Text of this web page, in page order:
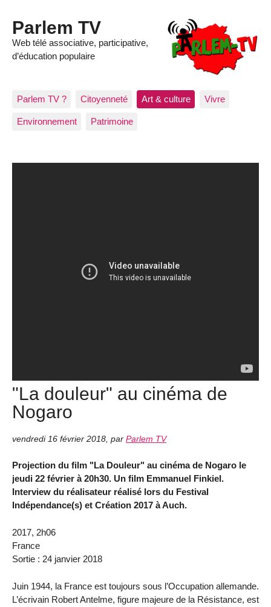
Parlem TV
Web télé associative, participative,
d’éducation populaire
Parlem TV ? Citoyenneté Art & culture Vivre
Environnement Patrimoine
"La douleur" au cinéma de
Nogaro
vendredi 16 février 2018 par Parlem TV
Projection du film "La Douleur" au cinéma de Nogaro le
jeudi 22 février à 20h30. Un film Emmanuel Finkiel.
Interview du réalisateur réalisé lors du Festival
Indépendance(s) et Création 2017 à Auch.
2017, 2h06
France
Sortie : 24 janvier 2018
Juin 1944, la France est toujours sous l’Occupation allemande.
L’écrivain Robert Antelme, figure majeure de la Résistance, est